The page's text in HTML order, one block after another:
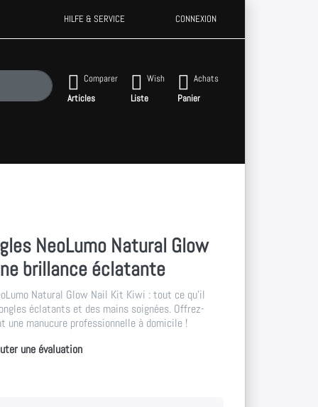
HILFE & SERVICE CONNEXION
Appuie sur la touche "Entrée" pour afficher tous les résultats.
Comparer
Articles
Wish
Liste
Achats
Panier
NeoLumo Natural Glow
brillance éclatante
Natural Glow Nail Kit Kiwi : tout ce qu'il
éclatants et des mains soignées. Offrez-
une manucure professionnelle à domicile !
une évaluation